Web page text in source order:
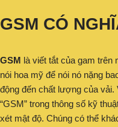
GSM CÓ
GSM là viết tắt của gam trên
nói hoa mỹ để nói nó nặng
động đến chất lượng của
“GSM” trong thông số kỹ
xét mật độ. Chúng có thể